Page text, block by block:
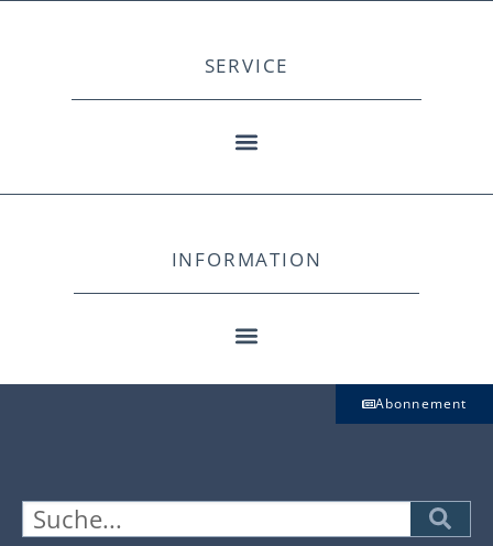
SERVICE
INFORMATION
Abonnement